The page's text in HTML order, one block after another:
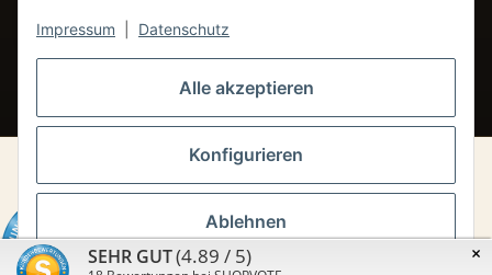
Alle akzeptieren
Konfigurieren
Ablehnen
Impressum Datenschutz
© Coffebase GmbH
×
SEHR GUT(4.89 / 5)